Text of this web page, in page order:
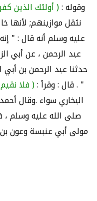
وقوله :( أولئك الذين
نثقل موازينهم; لأنها
عليه وسلم أنه قال : "
عبد الرحمن ، عن أبي
حدثنا عبد الرحمن بن
" . قال : وقرأ :( فلا
البخاري سواء .وقال
صلى الله عليه وسلم ،
مولى أبي عنبسة وعون